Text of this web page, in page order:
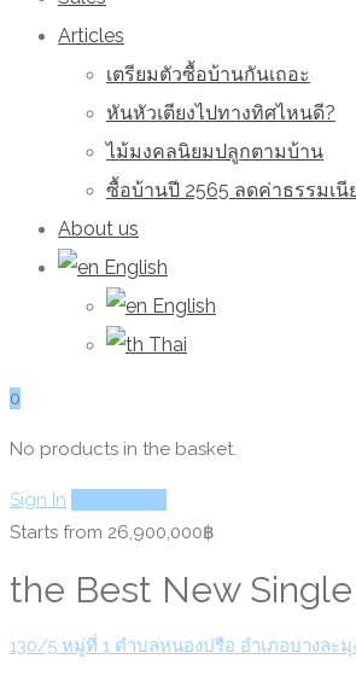
Articles
เตรียมตัวซื้อบ้านกันเถอะ
หันหัวเตียงไปทางทิศไหนดี?
ไม้มงคลนิยมปลูกตามบ้าน
ซื้อบ้านปี 2565 ลดค่าธรรมเนี
About us
English
English
Thai
0
No products in the basket.
Sign In
Starts from 26,900,000฿
the Best New
130/5 หมู่ที่ 1 ตำบลหนองปรือ อำเภอบางละมุ